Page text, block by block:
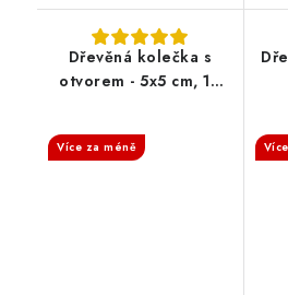
Dřevěná kolečka s
otvorem - 5x5 cm, 10
Více za méně